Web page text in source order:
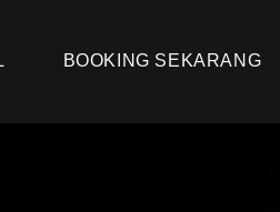
BOOKING SEKARANG